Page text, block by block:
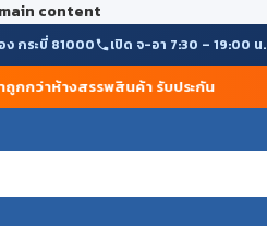
content
ง กระบี่ 81000 เปิด จ-อา 7:30 – 19:00 น.
กว่าห้างสรรพสินค้า รับประกัน